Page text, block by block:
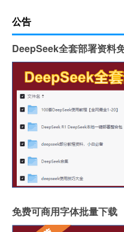
公告
DeepSeek全套部署资料
免费可商用字体批量下载